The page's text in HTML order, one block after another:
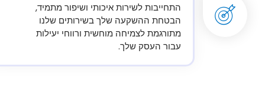
התחייבות לשירות איכותי ושיפור מתמיד,
הבטחת ההשקעה שלך בשירותים שלנו
מתורגמת לצמיחה מוחשית ורווחי יעילות
עבור העסק שלך.